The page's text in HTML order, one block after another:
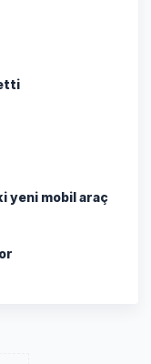
yeni mobil araç